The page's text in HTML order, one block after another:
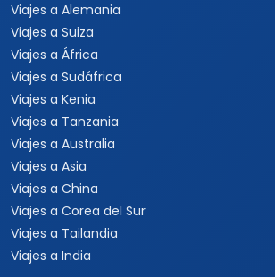
Viajes a Alemania
Viajes a Suiza
Viajes a África
Viajes a Sudáfrica
Viajes a Kenia
Viajes a Tanzania
Viajes a Australia
Viajes a Asia
Viajes a China
Viajes a Corea del Sur
Viajes a Tailandia
Viajes a India